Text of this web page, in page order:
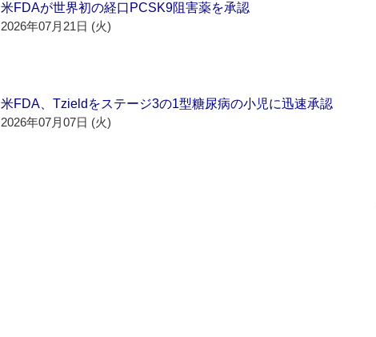
米FDAが世界初の経口PCSK9阻害薬を承認
2026年07月21日 (火)
米FDA、Tzieldをステージ3の1型糖尿病の小児に迅速承認
2026年07月07日 (火)